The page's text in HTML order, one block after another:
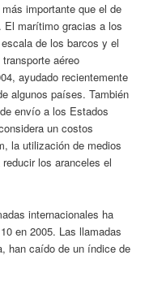
importante que el de
El marítimo gracias a los
de los barcos y el
aéreo
ayudado recientemente
algunos países. También
envío a los Estados
un costos
la utilización de medios
los aranceles el
internacionales ha
en 2005. Las llamadas
han caído de un índice de